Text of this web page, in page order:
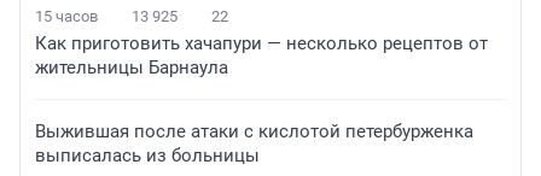
15 часов 13 925 22
Как приготовить хачапури — несколько рецептов от
жительницы Барнаула
Выжившая после атаки с кислотой петербурженка
выписалась из больницы